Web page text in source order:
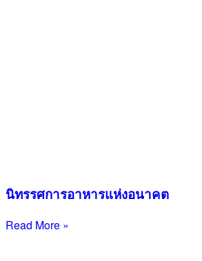
นิทรรศการอาหารแห่งอนาคต
Read More »